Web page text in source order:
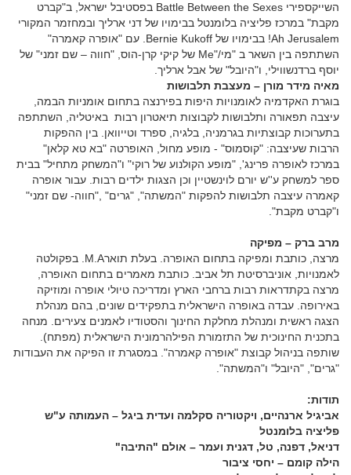
השייקספירי Battle Between the Sexes בפסטיבל ישראל, ב"קברט
מקבת" במרכז פליציה בלומנטל בבימויו של דני ארליך ובמחזמר המקורי
Ah Jerusalem! בבימויו של Bernie Kukoff. עם "אופרה קאמרה"
השתתפה בין השאר ב "מי/"Me של קיקי קרן-הוס, "חווה – שם זמני" של
יוסף ברדנשווילי, ו"היובל" של אבל ארליך.
מאיה מידר מורן – מעצבת תלבושות
בוגרת האקדמיה לאומנויות היפות בפירנצה בתחום אומניות הבמה,
עיצבה תפאורה ותלבושות לקבוצות תיאטרון רבות באיטליה, השתתפה
בתערוכות קבוצתיות בגרמניה, בלגיה, ספרד וטייוואן. בין ההפקות
הרבות שעיצבה: "קוסמוס" - מופע מחול, האופרטה "בא טא קלאן"
במרכז לאופרה פרינג', "מופע הקולנוע של רוקי" ו"המשחק מתחיל" בבית
ספר למשחק ע''ש יורם לוינשטיין וכן הצגות ילדים רבות. עבור אופרה
קאמרה עיצבה תלבושות להפקות "המשתה", "גרים" ,"חווה- שם זמני"
ו"קברט מקבת".
מרב ברק – מפיקה
מרצה, כותבת ומפיקה בתחום האופרה. בעלת תוארM.A. בפקולטה
לאמנויות, אוניברסיטת תל אביב. כותבת מאמרים בתחום האופרה,
מרצה בקתדראות רבות ברחבי הארץ ומדריכה טיולי אופרה ומוזיקה
באירופה. עבדה באופרה הישראלית בתפקידים שונים, בהם מנהלת
הצגה ראשית ומנהלת מחלקת החינוך והסטודיו לאמנים צעירים. מנחה
בתכנית החינוכית של התזמורת הפילהרמונית הישראלית (מפתח).
שותפה בניהול קבוצת "אופרה קאמרה". במסגרת זו הפיקה את העבודות
"גרים", "היובל" ו"המשתה".
תודות:
אביגיל ארנהיים, ויקטוריה סקלמה ועדית ביגל – העמותה ע"ש
פליציה בלומנטל
דניאל, דפנה, טל, דגנית ועמר – אולם "התיבה"
הילה קומם – יחסי ציבור